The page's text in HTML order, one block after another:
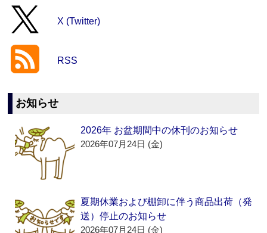
X (Twitter)
RSS
お知らせ
2026年 お盆期間中の休刊のお知らせ
2026年07月24日 (金)
夏期休業および棚卸に伴う商品出荷（発
送）停止のお知らせ
2026年07月24日 (金)